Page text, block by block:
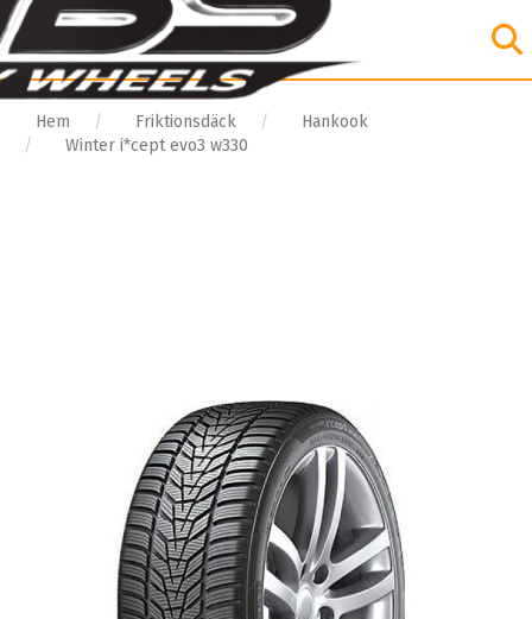
Hem Friktionsdäck
Hankook
Winter i*cept evo3 w330